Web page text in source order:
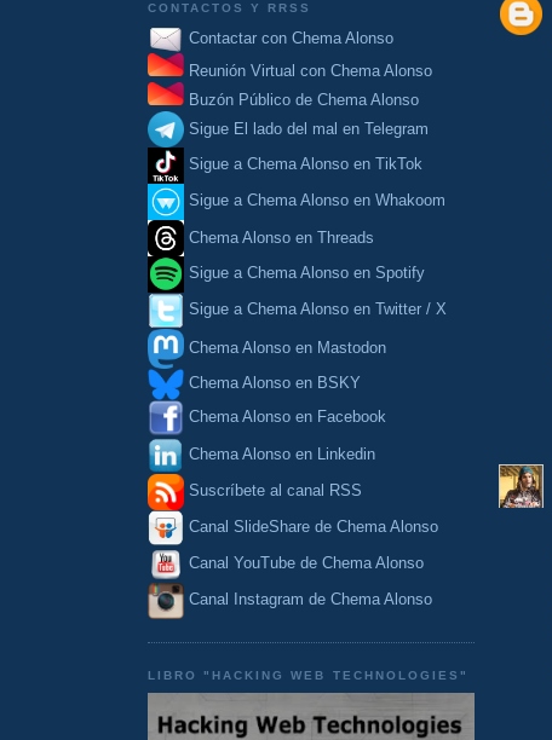
CONTACTOS Y RRSS
Contactar con Chema Alonso
Reunión Virtual con Chema Alonso
Buzón Público de Chema Alonso
Sigue El lado del mal en Telegram
Sigue a Chema Alonso en TikTok
Sigue a Chema Alonso en Whakoom
Chema Alonso en Threads
Sigue a Chema Alonso en Spotify
Sigue a Chema Alonso en Twitter / X
Chema Alonso en Mastodon
Chema Alonso en BSKY
Chema Alonso en Facebook
Chema Alonso en Linkedin
Suscríbete al canal RSS
Canal SlideShare de Chema Alonso
Canal YouTube de Chema Alonso
Canal Instagram de Chema Alonso
LIBRO "HACKING WEB TECHNOLOGIES"